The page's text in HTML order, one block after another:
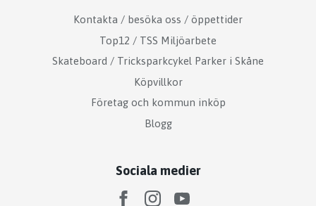
Kontakta / besöka oss / öppettider
Top12 / TSS Miljöarbete
Skateboard / Tricksparkcykel Parker i Skåne
Köpvillkor
Företag och kommun inköp
Blogg
Sociala medier